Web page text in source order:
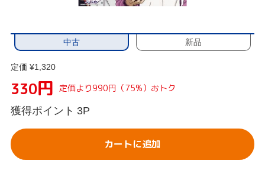
中古 新品
定価 ¥1,320
330円 定価より990円（75%）おトク
獲得ポイント 3P
カートに追加